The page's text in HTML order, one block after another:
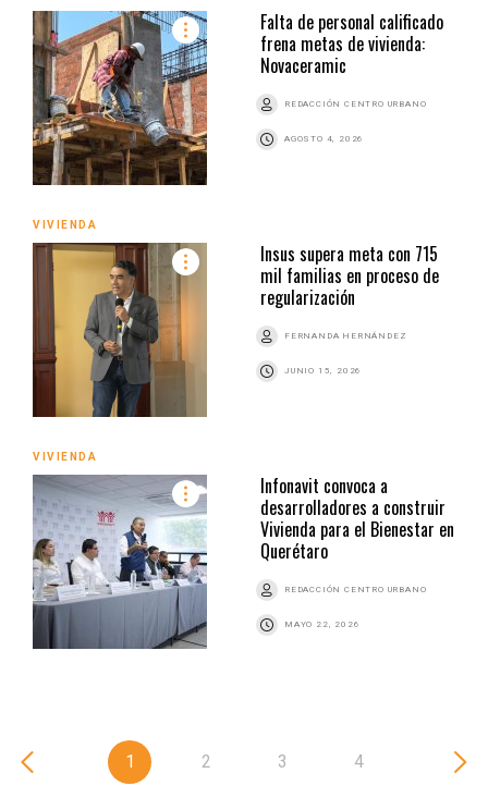
Falta de personal calificado
frena metas de vivienda:
Novaceramic
REDACCIÓN CENTRO URBANO
AGOSTO 4, 2026
VIVIENDA
Insus supera meta con 715
mil familias en proceso de
regularización
FERNANDA HERNÁNDEZ
JUNIO 15, 2026
VIVIENDA
Infonavit convoca a
desarrolladores a construir
Vivienda para el Bienestar en
Querétaro
REDACCIÓN CENTRO URBANO
MAYO 22, 2026
1 2 3 4